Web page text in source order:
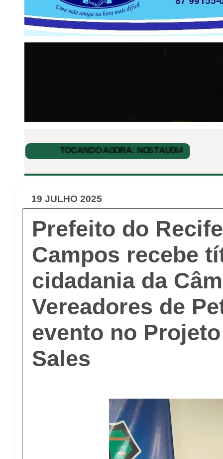
19 JULHO 2025
Prefeito do
Campos recebe
cidadania da
Vereadores de
evento no
Sales